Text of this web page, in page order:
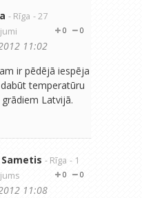
- Rīga - 27
0
0
11:02
ir pēdējā iespēja
temperatūru
Latvijā.
- Rīga - 1
0
0
11:08